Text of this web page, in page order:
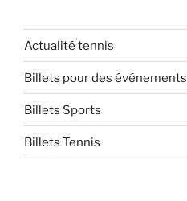
Actualité tennis
Billets pour des événements
Billets Sports
Billets Tennis